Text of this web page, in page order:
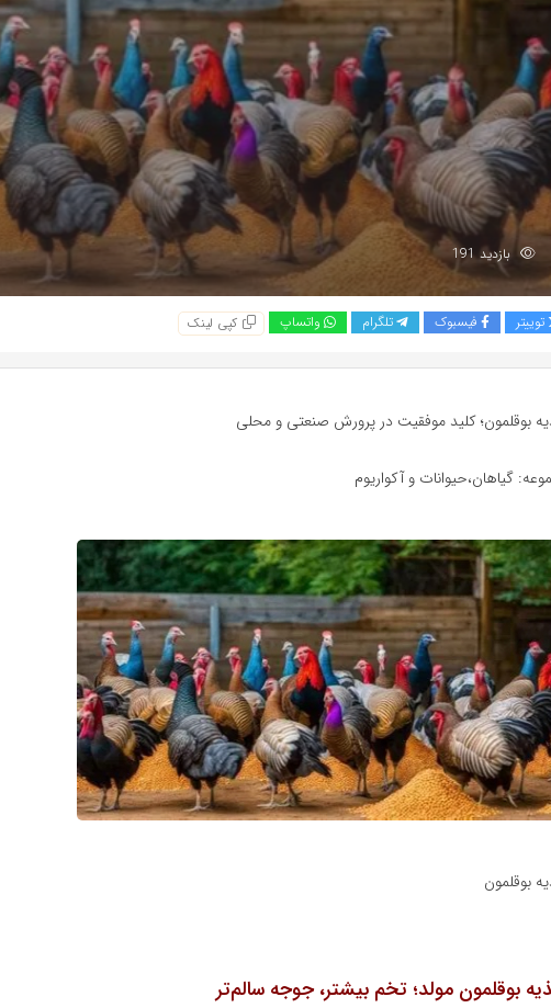
بازدید 191
توییتر فیسبوک تلگرام واتساپ کپی لینک
بوقلمون؛ کلید موفقیت در پرورش صنعتی و محلی
گیاهان،حیوانات و آکواریوم
بوقلمون
بوقلمون مولد؛ تخم بیشتر، جوجه سالم‌تر